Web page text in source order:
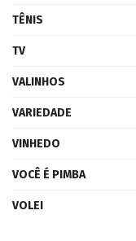
TÊNIS
TV
VALINHOS
VARIEDADE
VINHEDO
VOCÊ É PIMBA
VOLEI